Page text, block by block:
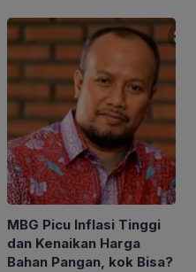
MBG Picu Inflasi Tinggi
dan Kenaikan Harga
Bahan Pangan, kok Bisa?